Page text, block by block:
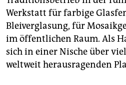
Werkstatt für farbige
Bleiverglasung, für
im öffentlichen Raum. Als
sich in einer Nische über
weltweit her­ausragenden